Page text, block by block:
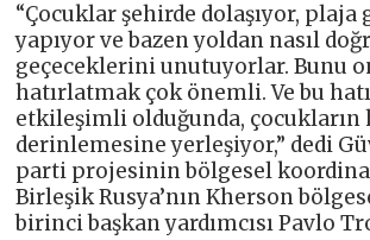
“Çocuklar şehirde dolaşıyor, plaja
yapıyor ve bazen yoldan nasıl
geçeceklerini unutuyorlar. Bunu
hatırlatmak çok önemli. Ve bu
etkileşimli olduğunda, çocukların
derinlemesine yerleşiyor,” dedi
parti projesinin bölgesel
Birleşik Rusya’nın Kherson
birinci başkan yardımcısı Pavlo